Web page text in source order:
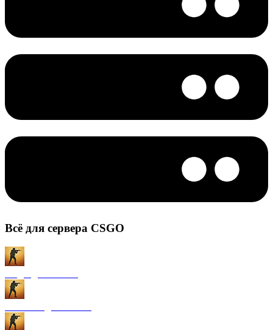
Всё для сервера CSGO